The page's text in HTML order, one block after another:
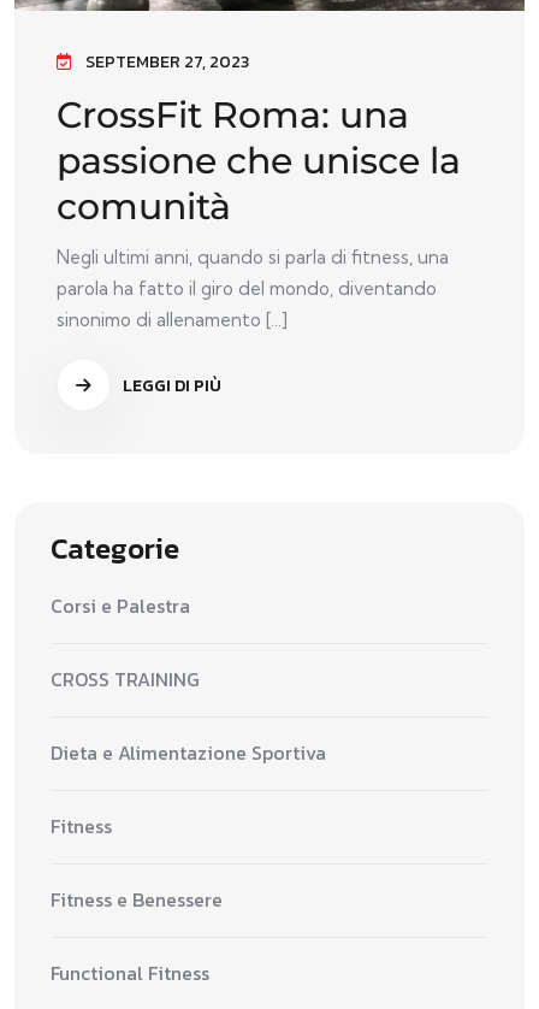
SEPTEMBER 27, 2023
CrossFit Roma: una
passione che unisce la
comunità
Negli ultimi anni, quando si parla di fitness, una
parola ha fatto il giro del mondo, diventando
sinonimo di allenamento [...]
LEGGI DI PIÙ
Categorie
Corsi e Palestra
CROSS TRAINING
Dieta e Alimentazione Sportiva
Fitness
Fitness e Benessere
Functional Fitness